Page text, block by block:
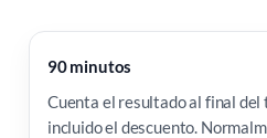
90 minutos
Cuenta el resultado al final
incluido el descuento.